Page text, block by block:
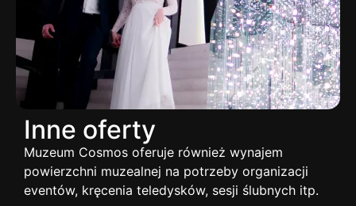
Inne oferty
Muzeum Cosmos oferuje również wynajem
powierzchni muzealnej na potrzeby organizacji
eventów, kręcenia teledysków, sesji ślubnych itp.